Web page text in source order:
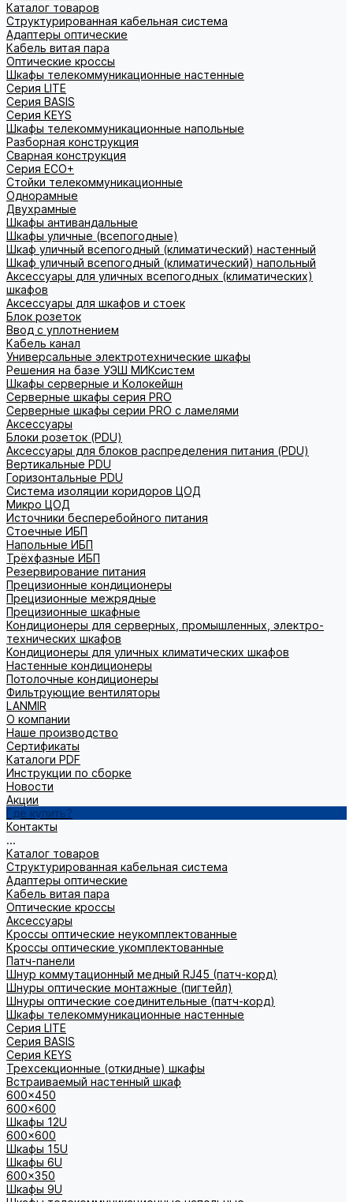
Каталог товаров
Структурированная кабельная система
Адаптеры оптические
Кабель витая пара
Оптические кроссы
Шкафы телекоммуникационные настенные
Cерия LITE
Cерия BASIS
Cерия KEYS
Шкафы телекоммуникационные напольные
Разборная конструкция
Сварная конструкция
Серия ECO+
Стойки телекоммуникационные
Однорамные
Двухрамные
Шкафы антивандальные
Шкафы уличные (всепогодные)
Шкаф уличный всепогодный (климатический) настенный
Шкаф уличный всепогодный (климатический) напольный
Аксессуары для уличных всепогодных (климатических)
шкафов
Аксессуары для шкафов и стоек
Блок розеток
Ввод с уплотнением
Кабель канал
Универсальные электротехнические шкафы
Решения на базе УЭШ МИКсистем
Шкафы серверные и Колокейшн
Серверные шкафы серия PRO
Серверные шкафы серии PRO с ламелями
Аксессуары
Блоки розеток (PDU)
Аксессуары для блоков распределения питания (PDU)
Вертикальные PDU
Горизонтальные PDU
Система изоляции коридоров ЦОД
Микро ЦОД
Источники бесперебойного питания
Стоечные ИБП
Напольные ИБП
Трёхфазные ИБП
Резервирование питания
Прецизионные кондиционеры
Прецизионные межрядные
Прецизионные шкафные
Кондиционеры для серверных, промышленных, электро-
технических шкафов
Кондиционеры для уличных климатических шкафов
Настенные кондиционеры
Потолочные кондиционеры
Фильтрующие вентиляторы
LANMIR
О компании
Наше производство
Сертификаты
Каталоги PDF
Инструкции по сборке
Новости
Акции
Где купить?
Контакты
...
Каталог товаров
Структурированная кабельная система
Адаптеры оптические
Кабель витая пара
Оптические кроссы
Аксессуары
Кроссы оптические неукомплектованные
Кроссы оптические укомплектованные
Патч-панели
Шнур коммутационный медный RJ45 (патч-корд)
Шнуры оптические монтажные (пигтейл)
Шнуры оптические соединительные (патч-корд)
Шкафы телекоммуникационные настенные
Cерия LITE
Cерия BASIS
Cерия KEYS
Трехсекционные (откидные) шкафы
Встраиваемый настенный шкаф
600x450
600x600
Шкафы 12U
600x600
Шкафы 15U
Шкафы 6U
600x350
Шкафы 9U